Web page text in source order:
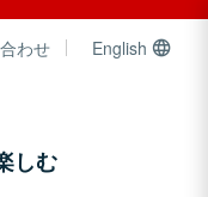
わせ English
しむ